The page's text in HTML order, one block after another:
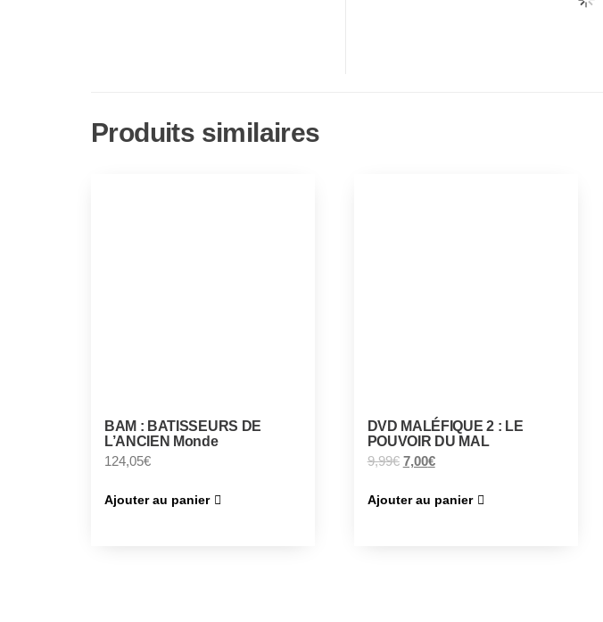
Produits similaires
BAM : BATISSEURS DE
L’ANCIEN Monde
124,05€
Ajouter au panier
DVD MALÉFIQUE 2 : LE
POUVOIR DU MAL
9,99€ 7,00€
Ajouter au panier